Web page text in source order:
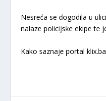
Nesreća se dogodila u
nalaze policijske ekipe te
Kako saznaje portal